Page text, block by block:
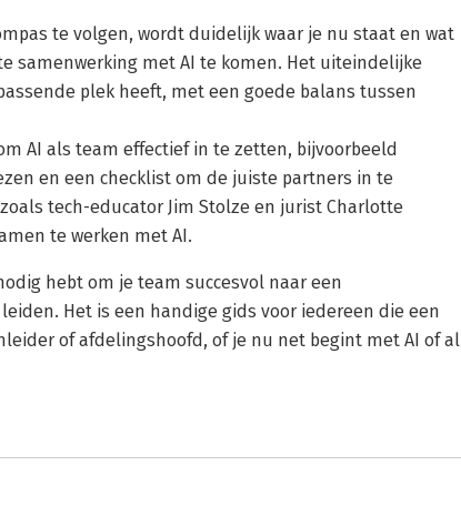
te volgen, wordt duidelijk waar je nu staat en wat
samenwerking met AI te komen. Het uiteindelijke
plek heeft, met een goede balans tussen
AI als team effectief in te zetten, bijvoorbeeld
en een checklist om de juiste partners in te
tech-educator Jim Stolze en jurist Charlotte
te werken met AI.
hebt om je team succesvol naar een
Het is een handige gids voor iedereen die een
of afdelingshoofd, of je nu net begint met AI of al